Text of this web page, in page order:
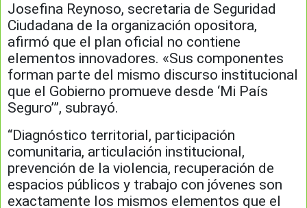
Josefina Reynoso, secretaria de Seguridad
Ciudadana de la organización opositora,
afirmó que el plan oficial no contiene
elementos innovadores. «Sus componentes
forman parte del mismo discurso institucional
que el Gobierno promueve desde ‘Mi País
Seguro’”, subrayó.
“Diagnóstico territorial, participación
comunitaria, articulación institucional,
prevención de la violencia, recuperación de
espacios públicos y trabajo con jóvenes son
exactamente los mismos elementos que el